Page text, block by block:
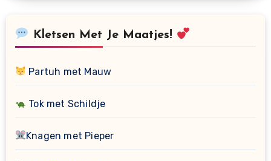
Kletsen Met Je Maatjes!
Partuh met Mauw
Tok met Schildje
Knagen met Pieper